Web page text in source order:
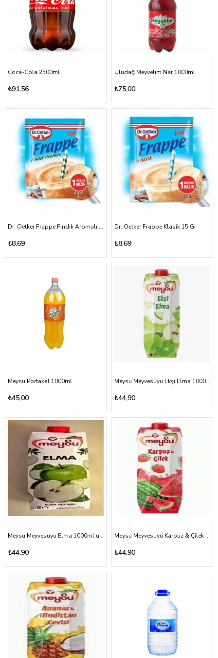
Coca-Cola 2500ml
₺91,56
Uludağ Meyvelim Nar 1000ml
₺75,00
Dr. Oetker Frappe Fındık Aromalı 15 Gr
₺8,69
Dr. Oetker Frappe Klasik 15 Gr
₺8,69
Meysu Portakal 1000ml
₺45,00
Meysu Meyvesuyu Ekşi Elma 1000ml uht
₺44,90
Meysu Meyvesuyu Elma 1000ml uht
₺44,90
Meysu Meyvesuyu Karpuz & Çilek 1000ml uht
₺44,90